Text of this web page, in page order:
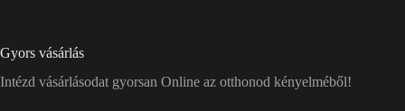
Gyors vásárlás
Intézd vásárlásodat gyorsan Online az otthonod kényelméből!